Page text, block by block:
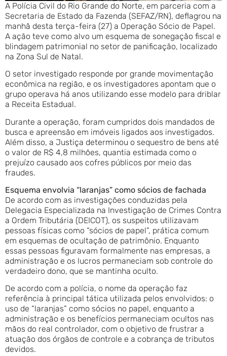
A Polícia Civil do Rio Grande do Norte, em parceria com a
Secretaria de Estado da Fazenda (SEFAZ/RN), deflagrou na
manhã desta terça-feira (27) a Operação Sócio de Papel.
A ação teve como alvo um esquema de sonegação fiscal e
blindagem patrimonial no setor de panificação, localizado
na Zona Sul de Natal.
O setor investigado responde por grande movimentação
econômica na região, e os investigadores apontam que o
grupo operava há anos utilizando esse modelo para driblar
a Receita Estadual.
Durante a operação, foram cumpridos dois mandados de
busca e apreensão em imóveis ligados aos investigados.
Além disso, a Justiça determinou o sequestro de bens até
o valor de R$ 4,8 milhões, quantia estimada como o
prejuízo causado aos cofres públicos por meio das
fraudes.
Esquema envolvia “laranjas” como sócios de fachada
De acordo com as investigações conduzidas pela
Delegacia Especializada na Investigação de Crimes Contra
a Ordem Tributária (DEICOT), os suspeitos utilizavam
pessoas físicas como “sócios de papel”, prática comum
em esquemas de ocultação de patrimônio. Enquanto
essas pessoas figuravam formalmente nas empresas, a
administração e os lucros permaneciam sob controle do
verdadeiro dono, que se mantinha oculto.
De acordo com a polícia, o nome da operação faz
referência à principal tática utilizada pelos envolvidos: o
uso de “laranjas” como sócios no papel, enquanto a
administração e os benefícios permaneciam ocultos nas
mãos do real controlador, com o objetivo de frustrar a
atuação dos órgãos de controle e a cobrança de tributos
devidos.